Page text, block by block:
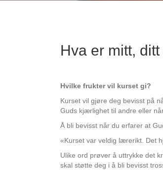
Hva er mitt,
Hvilke frukter vil kurset gi?
Kurset vil gjøre deg bevisst på
Guds kjærlighet til andre eller
Å bli bevisst når du erfarer at
«Kurset var veldig lærerikt. Det
Ulike ord prøver å uttrykke det
skal støtte deg i å bli bevisst